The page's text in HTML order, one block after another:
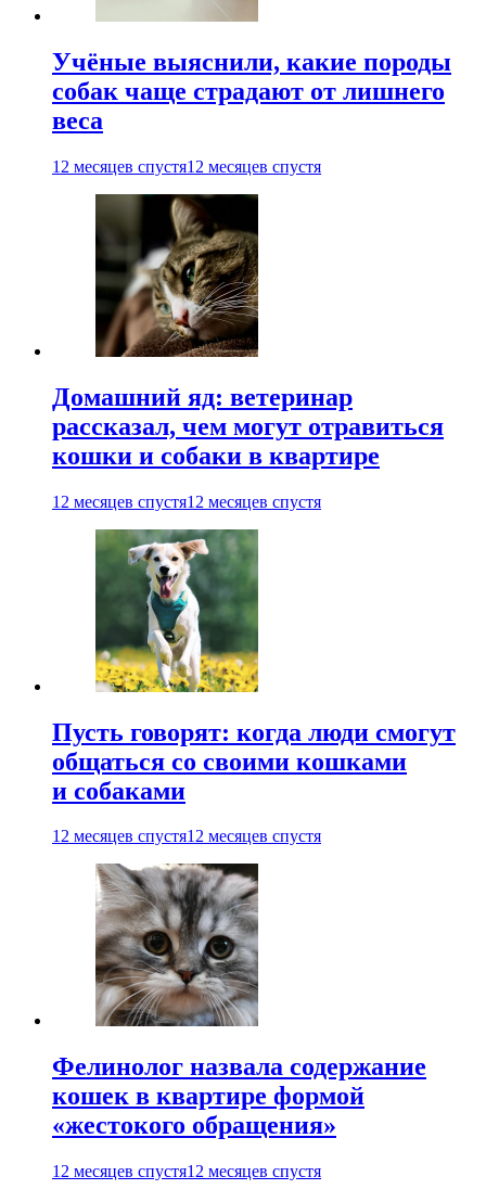
Учёные выяснили, какие породы
собак чаще страдают от лишнего
веса
12 месяцев спустя12 месяцев спустя
Домашний яд: ветеринар
рассказал, чем могут отравиться
кошки и собаки в квартире
12 месяцев спустя12 месяцев спустя
Пусть говорят: когда люди смогут
общаться со своими кошками
и собаками
12 месяцев спустя12 месяцев спустя
Фелинолог назвала содержание
кошек в квартире формой
«жестокого обращения»
12 месяцев спустя12 месяцев спустя